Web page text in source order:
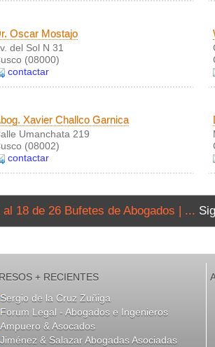
Oscar Mostajo
del Sol N 31
(08000)
contactar
Xavier Challco Garnica
Umanchata 219
(08002)
contactar
al 18 de 26 Bufetes de Abogados | ...
+ RECIENTES
Sergio de la Cruz Zuñiga
Forum Legal - Abogados e Ingenieros
Ampuero & Asocados
Jiménez & Salazar Abogadas Asociadas